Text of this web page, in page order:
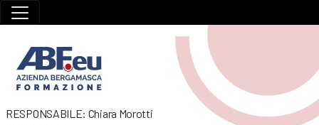
RESPONSABILE: Chiara Morotti